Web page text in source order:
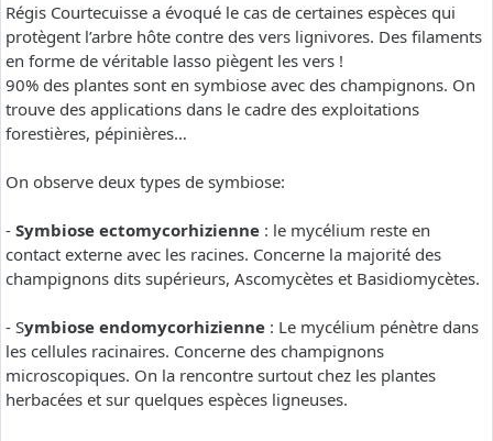
Régis Courtecuisse a évoqué le cas de certaines espèces qui
protègent l’arbre hôte contre des vers lignivores. Des filaments
en forme de véritable lasso piègent les vers !
90% des plantes sont en symbiose avec des champignons. On
trouve des applications dans le cadre des exploitations
forestières, pépinières…
On observe deux types de symbiose:
- Symbiose ectomycorhizienne : le mycélium reste en
contact externe avec les racines. Concerne la majorité des
champignons dits supérieurs, Ascomycètes et Basidiomycètes.
- Symbiose endomycorhizienne : Le mycélium pénètre dans
les cellules racinaires. Concerne des champignons
microscopiques. On la rencontre surtout chez les plantes
herbacées et sur quelques espèces ligneuses.